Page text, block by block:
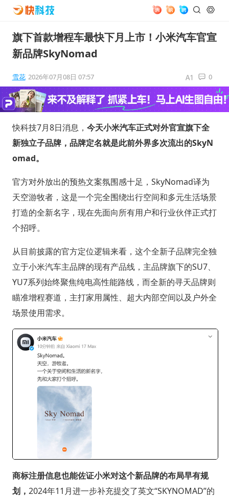
旗下首款增程车最快下月上市！小米汽车官宣
新品牌SkyNomad
雪花 2026年07月08日 07:57 0
快科技7月8日消息， 今天小米汽车正式对外官宣旗下全
新独立子品牌，品牌定名就是此前外界多次流出的SkyN
omad。
官方对外放出的预热文案氛围感十足，SkyNomad译为
天空游牧者，这是一个完全围绕出行空间和多元生活场景
打造的全新名字，现在先面向所有用户和行业伙伴正式打
个招呼。
从目前披露的官方定位逻辑来看，这个全新子品牌完全独
立于小米汽车主品牌的现有产品线，主品牌旗下的SU7、
YU7系列始终聚焦纯电高性能路线，而全新的寻天品牌则
瞄准增程赛道，主打家用属性、超大内部空间以及户外全
场景使用需求。
商标注册信息也能佐证小米对这个新品牌的布局早有规
划， 2024年11月进一步补充提交了英文“SKYNOMAD”的